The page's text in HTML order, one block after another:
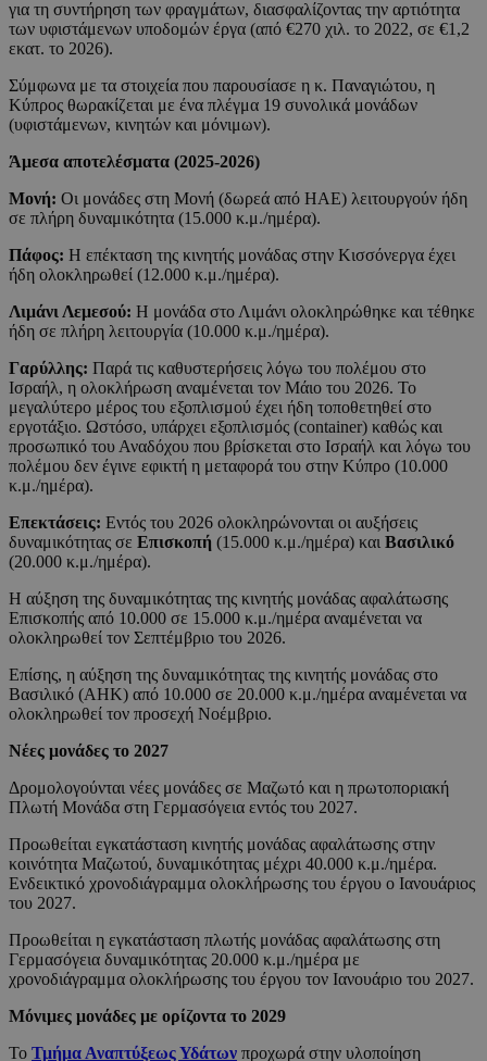
για τη συντήρηση των φραγμάτων, διασφαλίζοντας την αρτιότητα
των υφιστάμενων υποδομών έργα (από €270 χιλ. το 2022, σε €1,2
εκατ. το 2026).
Σύμφωνα με τα στοιχεία που παρουσίασε η κ. Παναγιώτου, η
Κύπρος θωρακίζεται με ένα πλέγμα 19 συνολικά μονάδων
(υφιστάμενων, κινητών και μόνιμων).
Άμεσα αποτελέσματα (2025-2026)
Μονή: Οι μονάδες στη Μονή (δωρεά από ΗΑΕ) λειτουργούν ήδη
σε πλήρη δυναμικότητα (15.000 κ.μ./ημέρα).
Πάφος: Η επέκταση της κινητής μονάδας στην Κισσόνεργα έχει
ήδη ολοκληρωθεί (12.000 κ.μ./ημέρα).
Λιμάνι Λεμεσού: Η μονάδα στο Λιμάνι ολοκληρώθηκε και τέθηκε
ήδη σε πλήρη λειτουργία (10.000 κ.μ./ημέρα).
Γαρύλλης: Παρά τις καθυστερήσεις λόγω του πολέμου στο
Ισραήλ, η ολοκλήρωση αναμένεται τον Μάιο του 2026. Το
μεγαλύτερο μέρος του εξοπλισμού έχει ήδη τοποθετηθεί στο
εργοτάξιο. Ωστόσο, υπάρχει εξοπλισμός (container) καθώς και
προσωπικό του Αναδόχου που βρίσκεται στο Ισραήλ και λόγω του
πολέμου δεν έγινε εφικτή η μεταφορά του στην Κύπρο (10.000
κ.μ./ημέρα).
Επεκτάσεις: Εντός του 2026 ολοκληρώνονται οι αυξήσεις
δυναμικότητας σε Επισκοπή (15.000 κ.μ./ημέρα) και Βασιλικό
(20.000 κ.μ./ημέρα).
Η αύξηση της δυναμικότητας της κινητής μονάδας αφαλάτωσης
Επισκοπής από 10.000 σε 15.000 κ.μ./ημέρα αναμένεται να
ολοκληρωθεί τον Σεπτέμβριο του 2026.
Επίσης, η αύξηση της δυναμικότητας της κινητής μονάδας στο
Βασιλικό (ΑΗΚ) από 10.000 σε 20.000 κ.μ./ημέρα αναμένεται να
ολοκληρωθεί τον προσεχή Νοέμβριο.
Νέες μονάδες το 2027
Δρομολογούνται νέες μονάδες σε Μαζωτό και η πρωτοποριακή
Πλωτή Μονάδα στη Γερμασόγεια εντός του 2027.
Προωθείται εγκατάσταση κινητής μονάδας αφαλάτωσης στην
κοινότητα Μαζωτού, δυναμικότητας μέχρι 40.000 κ.μ./ημέρα.
Ενδεικτικό χρονοδιάγραμμα ολοκλήρωσης του έργου ο Ιανουάριος
του 2027.
Προωθείται η εγκατάσταση πλωτής μονάδας αφαλάτωσης στη
Γερμασόγεια δυναμικότητας 20.000 κ.μ./ημέρα με
χρονοδιάγραμμα ολοκλήρωσης του έργου τον Ιανουάριο του 2027.
Μόνιμες μονάδες με ορίζοντα το 2029
Το Τμήμα Αναπτύξεως Υδάτων προχωρά στην υλοποίηση